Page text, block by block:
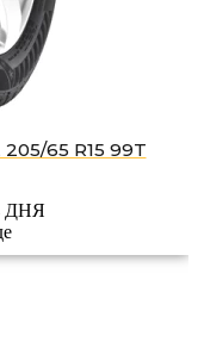
65 R15 99T
ДНЯ